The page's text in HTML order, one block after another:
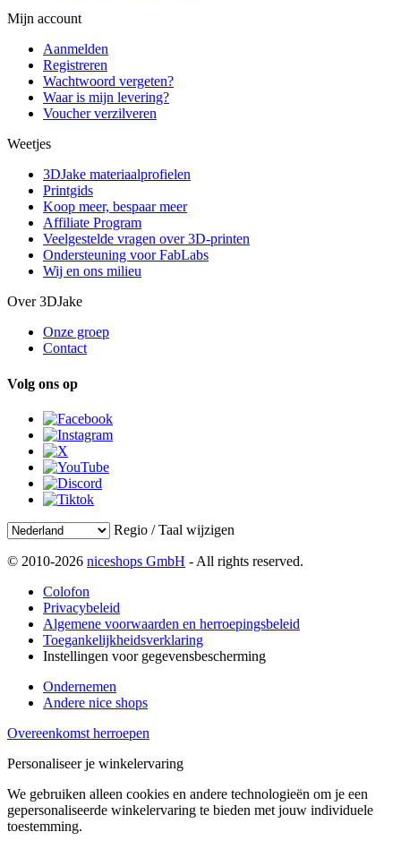
Mijn account
Aanmelden
Registreren
Wachtwoord vergeten?
Waar is mijn levering?
Voucher verzilveren
Weetjes
3DJake materiaalprofielen
Printgids
Koop meer, bespaar meer
Affiliate Program
Veelgestelde vragen over 3D-printen
Ondersteuning voor FabLabs
Wij en ons milieu
Over 3DJake
Onze groep
Contact
Volg ons op
Regio / Taal wijzigen
© 2010-2026 niceshops GmbH - All rights reserved.
Colofon
Privacybeleid
Algemene voorwaarden en herroepingsbeleid
Toegankelijkheidsverklaring
Instellingen voor gegevensbescherming
Ondernemen
Andere nice shops
Overeenkomst herroepen
Personaliseer je winkelervaring
We gebruiken alleen cookies en andere technologieën om je een
gepersonaliseerde winkelervaring te bieden met jouw individuele
toestemming.